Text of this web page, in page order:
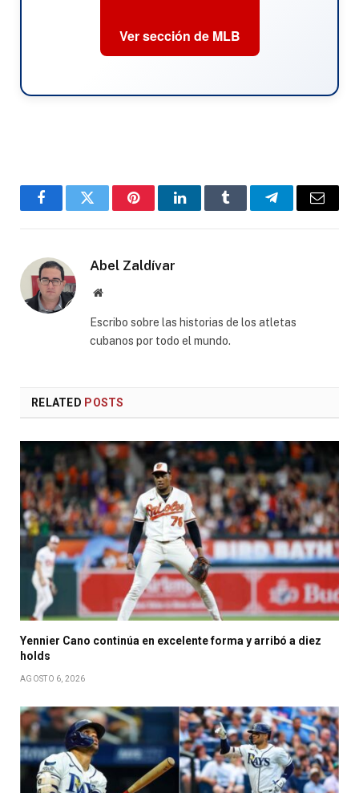
Ver sección de MLB
FacebookTwitter PinterestLinkedInTumblr TelegramEmail
Abel Zaldívar
Website
Escribo sobre las historias de los atletas
cubanos por todo el mundo.
RELATED POSTS
Yennier Cano continúa en excelente forma y arribó a diez
holds
AGOSTO 6, 2026